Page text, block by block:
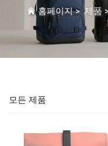
홈페이지>제품
모든 제품